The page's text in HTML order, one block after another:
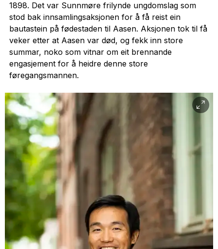
1898. Det var Sunnmøre frilynde ungdomslag som
stod bak innsamlingsaksjonen for å få reist ein
bautastein på fødestaden til Aasen. Aksjonen tok til få
veker etter at Aasen var død, og fekk inn store
summar, noko som vitnar om eit brennande
engasjement for å heidre denne store
føregangsmannen.